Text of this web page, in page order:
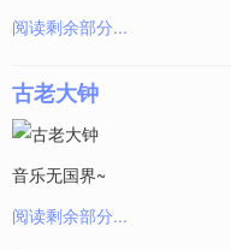
阅读剩余部分...
古老大钟
音乐无国界~
阅读剩余部分...